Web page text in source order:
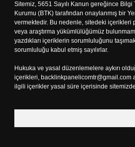
Sitemiz, 5651 Sayılı Kanun gereğince
Kurumu (BTK) tarafından onaylanmış bir
vermektedir. Bu nedenle, sitedeki içerikleri
veya araştırma yükümlülüğümüz
yazdıkları içeriklerin sorumluluğunu
sorumluluğu kabul etmiş sayılırlar.
Hukuka ve yasal düzenlemelere aykırı
içerikleri, backlinkpanelicomtr@gmail.com
ilgili içerikler yasal süre içerisinde